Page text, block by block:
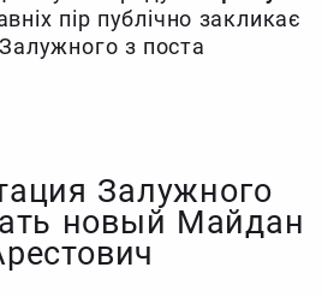
пір публічно закликає
з поста
Залужного
новый Майдан